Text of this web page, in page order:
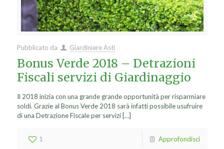
Pubblicato da Giardiniere Asti
Bonus Verde 2018 – Detrazioni
Fiscali servizi di Giardinaggio
Il 2018 inizia con una grande grande opportunità per risparmiare
soldi. Grazie al Bonus Verde 2018 sarà infatti possibile usufruire
di una Detrazione Fiscale per servizi[…]
1 Approfondisci